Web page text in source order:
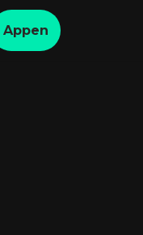
Appen